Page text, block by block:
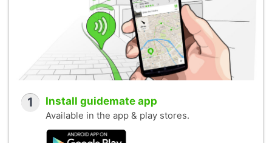
1 Install guidemate app
Available in the app & play stores.